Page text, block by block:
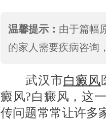
温馨提示： 由于篇幅
的家人需要疾病咨询
武汉市白癜风
癜风?白癜风，这
传问题常常让许多